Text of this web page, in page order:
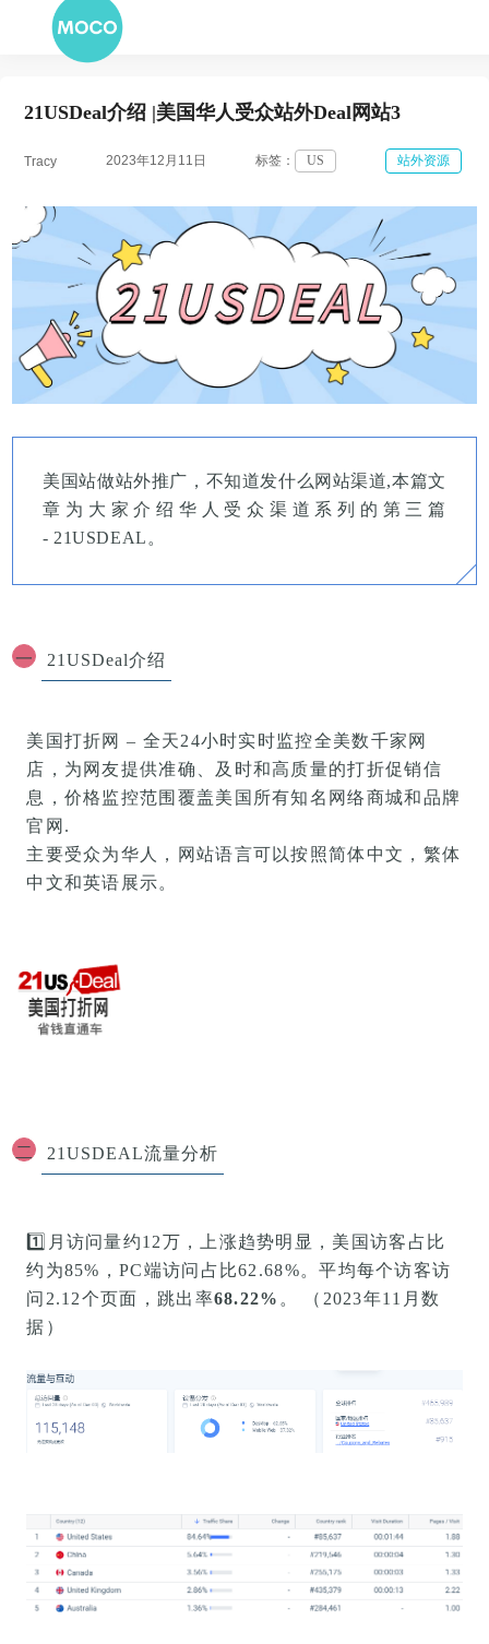
21USDeal介绍 |美国华人受众站外Deal网站3
Tracy 2023年12月11日 标签： US 站外资源
美国站做站外推广，不知道发什么网站渠道,本篇文
章为大家介绍华人受众渠道系列的第三篇
- 21USDEAL 。
一 21USDeal介绍
美国打折网 – 全天24小时实时监控全美数千家网
店，为网友提供准确、及时和高质量的打折促销信
息，价格监控范围覆盖美国所有知名网络商城和品牌
官网.
主要受众为华人，网站语言可以按照简体中文，繁体
中文和英语展示。
二 21USDEAL流量分析
1️⃣ 月访问量约12万，上涨趋势明显，美国访客占比
约为85%，PC端访问占比62.68%。平均每个访客访
问 2.12个页面，跳出率68.22% 。 （2023年11月数
据）